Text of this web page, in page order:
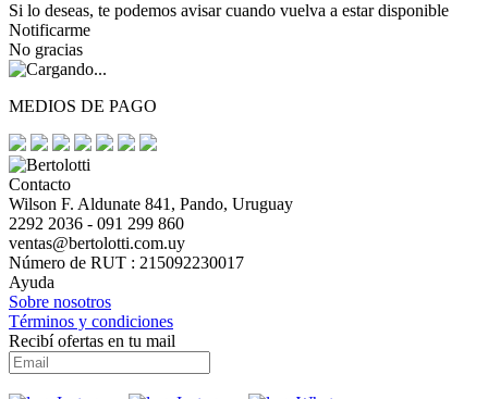
Si lo deseas, te podemos avisar cuando vuelva a estar disponible
Notificarme
No gracias
MEDIOS DE PAGO
Contacto
Wilson F. Aldunate 841, Pando, Uruguay
2292 2036 - 091 299 860
ventas@bertolotti.com.uy
Número de RUT : 215092230017
Ayuda
Sobre nosotros
Términos y condiciones
Recibí ofertas en tu mail